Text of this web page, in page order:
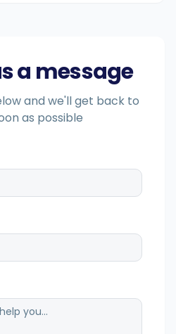
a message
and we'll get back to
as possible